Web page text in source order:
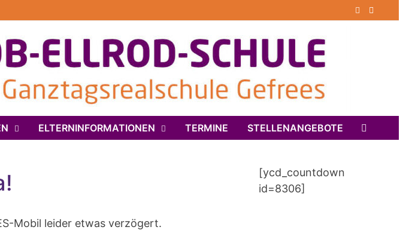
ELTERNINFORMATIONEN TERMINE STELLENANGEBOTE
Mobil leider etwas verzögert.
[ycd_countdown
id=8306]